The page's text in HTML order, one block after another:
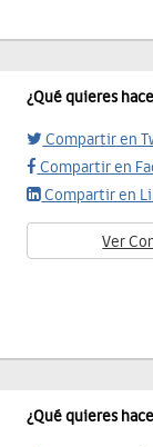
¿Qué quieres
Compartir en
Compartir en
Compartir en
Ver
¿Qué quieres